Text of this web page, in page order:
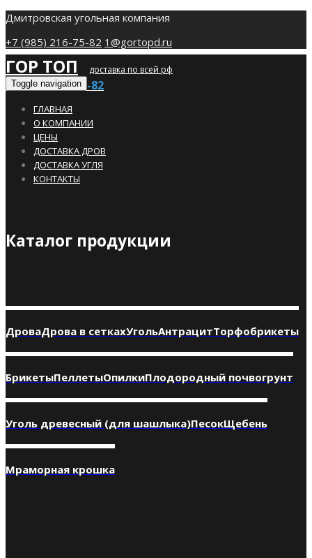
Дмитровская угольная компания
+7 (985) 216-75-82 1@gortopd.ru
ГОР ТОП доставка по всей рф
+7 (985) 216-75-82
Toggle navigation
ГЛАВНАЯ
О КОМПАНИИ
ЦЕНЫ
ДОСТАВКА ДРОВ
ДОСТАВКА УГЛЯ
КОНТАКТЫ
Каталог продукции
ДроваДрова в сеткахУгольАнтрацитТорфобрикеты
БрикетыПеллетыОпилкиПлодородный почвогрунт
Уголь древесный (для шашлыка)ПесокЩебень
Мраморная крошка